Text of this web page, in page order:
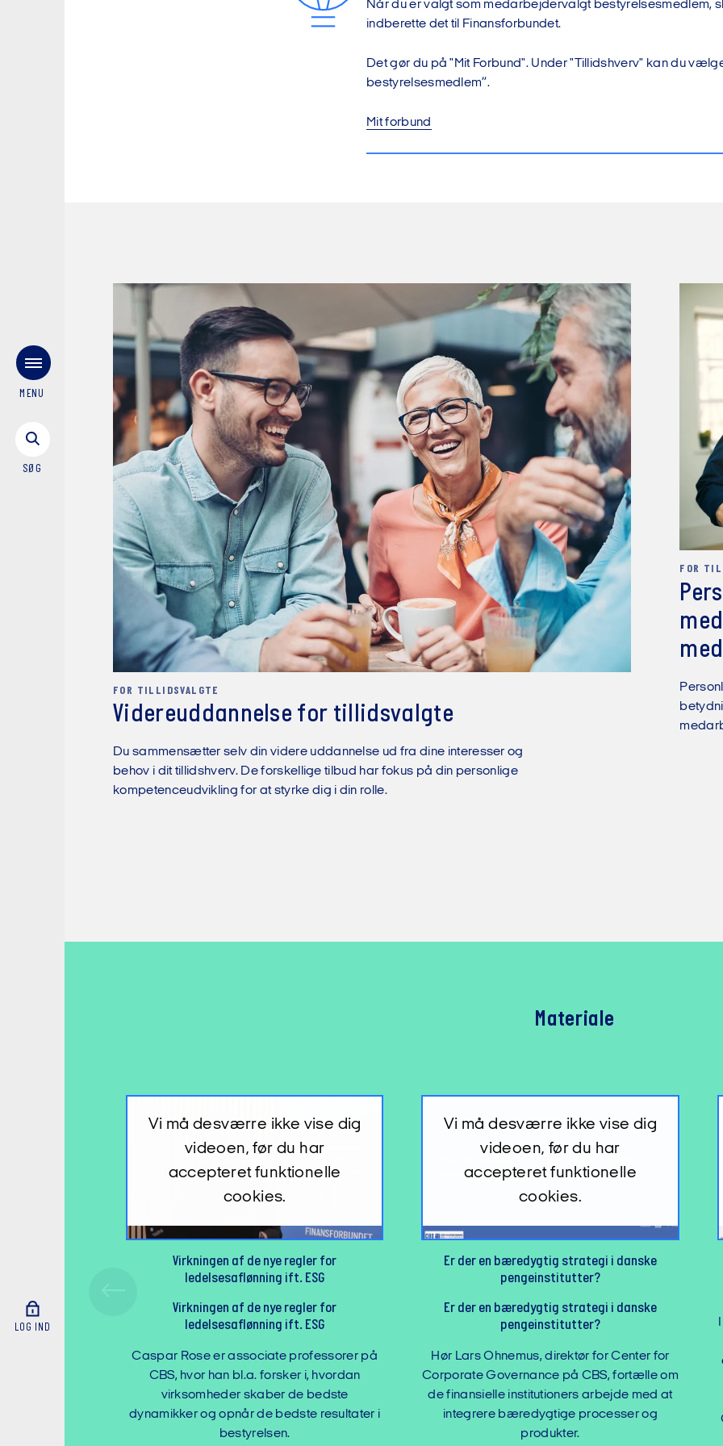
MENU
SØG
LOG IND
Når du er valgt som medarbejdervalgt bestyrelsesmedlem,
indberette det til Finansforbundet.
Det gør du på "Mit Forbund". Under "Tillidshverv" kan du
bestyrelsesmedlem”.
Mit forbund
FOR TILLIDSVALGTE
Videreuddannelse for tillidsvalgte
Du sammensætter selv din videre uddannelse ud fra dine interesser og
behov i dit tillidshverv. De forskellige tilbud har fokus på din personlige
kompetenceudvikling for at styrke dig i din rolle.
FOR
Materiale
for
ESG
Vi må desværre ikke vise dig
videoen, før du har
accepteret funktionelle
cookies.
Er der en bæredygtig strategi i danske
pengeinstitutter?
Er der en bæredygtig strategi i danske
pengeinstitutter?
Hør Lars Ohnemus, direktør for Center for
Corporate Governance på CBS, fortælle om
de finansielle institutioners arbejde med at
integrere bæredygtige processer og
produkter.
Vi må desværre ikke vise dig
videoen, før du har
accepteret funktionelle
cookies.
Ligestilling og diversitet
I Danmark har vi en udbredt opfattelse af, at
et frit samfund med lige muligheder for alle.
Men når det kommer til ligestilling mellem
kønnene, så er vi ikke i mål. Hør Steen Lund
Olsen og Marianne Egelund Siig snakke om
ligestilling, diversitet og mangfoldighed i